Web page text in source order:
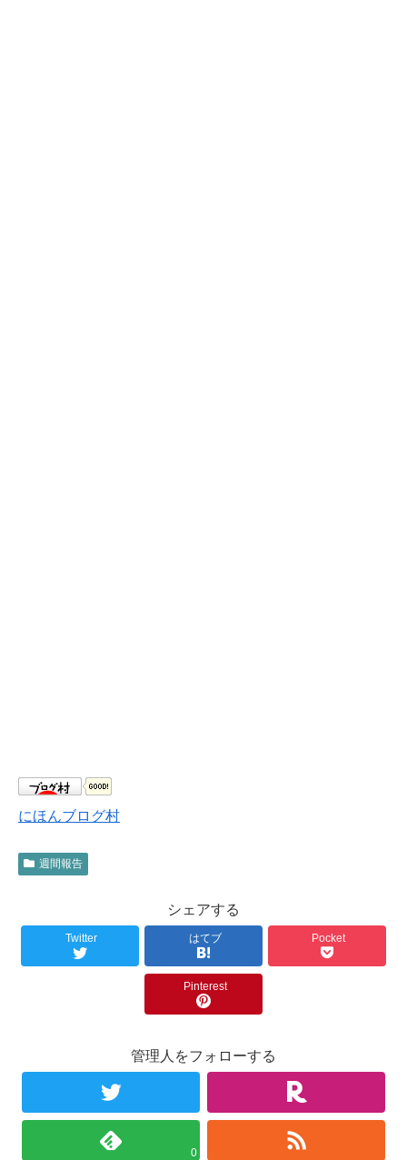
にほんブログ村
週間報告
シェアする
Twitter はてブ Pocket
Pinterest
管理人をフォローする
0